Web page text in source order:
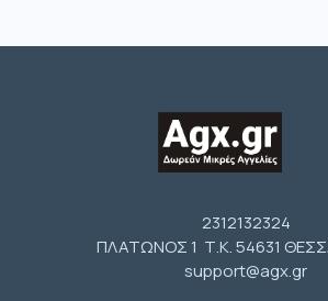
2312132324
ΠΛΑΤΩΝΟΣ 1 Τ.Κ. 54631
support@agx.gr